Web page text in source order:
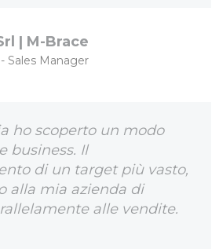
| M-Brace
Sales Manager
ho scoperto un modo
business. Il
di un target più vasto,
alla mia azienda di
alle vendite.